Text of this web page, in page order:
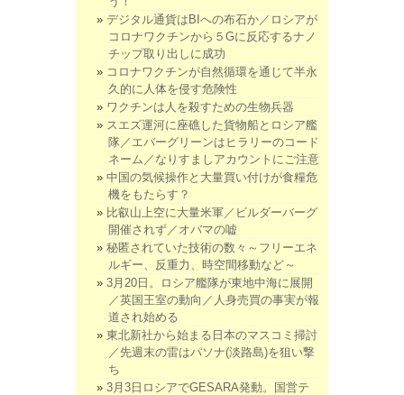
デジタル通貨はBIへの布石か／ロシアが
コロナワクチンから５Gに反応するナノ
チップ取り出しに成功
コロナワクチンが自然循環を通じて半永
久的に人体を侵す危険性
ワクチンは人を殺すための生物兵器
スエズ運河に座礁した貨物船とロシア艦
隊／エバーグリーンはヒラリーのコード
ネーム／なりすましアカウントにご注意
中国の気候操作と大量買い付けが食糧危
機をもたらす？
比叡山上空に大量米軍／ビルダーバーグ
開催されず／オバマの嘘
秘匿されていた技術の数々～フリーエネ
ルギー、反重力、時空間移動など～
3月20日。ロシア艦隊が東地中海に展開
／英国王室の動向／人身売買の事実が報
道され始める
東北新社から始まる日本のマスコミ掃討
／先週末の雷はパソナ(淡路島)を狙い撃
ち
3月3日ロシアでGESARA発動。国営テ